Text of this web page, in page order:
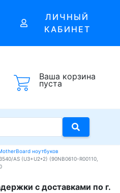
ЛИЧНЫЙ
КАБИНЕТ
Ваша корзина
пуста
ноутбуков
AS (U3+U2*2) (90NB0610-R00110,
с доставками по г.